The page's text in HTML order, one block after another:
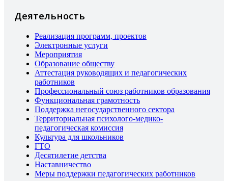
Деятельность
Реализация программ, проектов
Электронные услуги
Мероприятия
Образование обществу
Аттестация руководящих и педагогических
работников
Профессиональный союз работников образования
Функциональная грамотность
Поддержка негосударственного сектора
Территориальная психолого-медико-
педагогическая комиссия
Культура для школьников
ГТО
Десятилетие детства
Наставничество
Меры поддержки педагогических работников